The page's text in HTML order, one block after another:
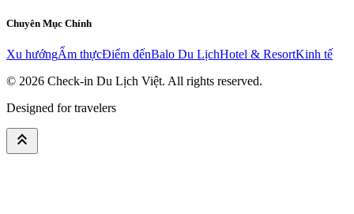
Chuyên Mục Chính
Xu hướngẨm thựcĐiểm đếnBalo Du LịchHotel & ResortKinh tế
© 2026 Check-in Du Lịch Việt. All rights reserved.
Designed for travelers
keyboard_double_arrow_up